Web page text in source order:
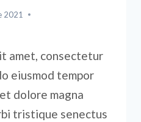
2021
amet, consectetur
eiusmod tempor
dolore magna
tristique senectus